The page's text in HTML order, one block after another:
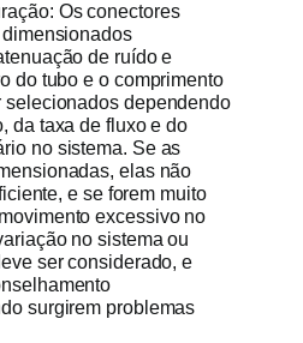
Os conectores
de ruído e
do tubo e o comprimento
selecionados dependendo
da taxa de fluxo e do
no sistema. Se as
elas não
e se forem muito
excessivo no
no sistema ou
ser considerado, e
surgirem problemas